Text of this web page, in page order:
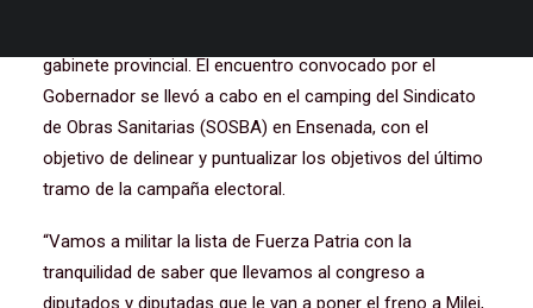
gabinete provincial. El encuentro convocado por el
Gobernador se llevó a cabo en el camping del Sindicato
de Obras Sanitarias (SOSBA) en Ensenada, con el
objetivo de delinear y puntualizar los objetivos del último
tramo de la campaña electoral.
“Vamos a militar la lista de Fuerza Patria con la
tranquilidad de saber que llevamos al congreso a
diputados y diputadas que le van a poner el freno a Milei,